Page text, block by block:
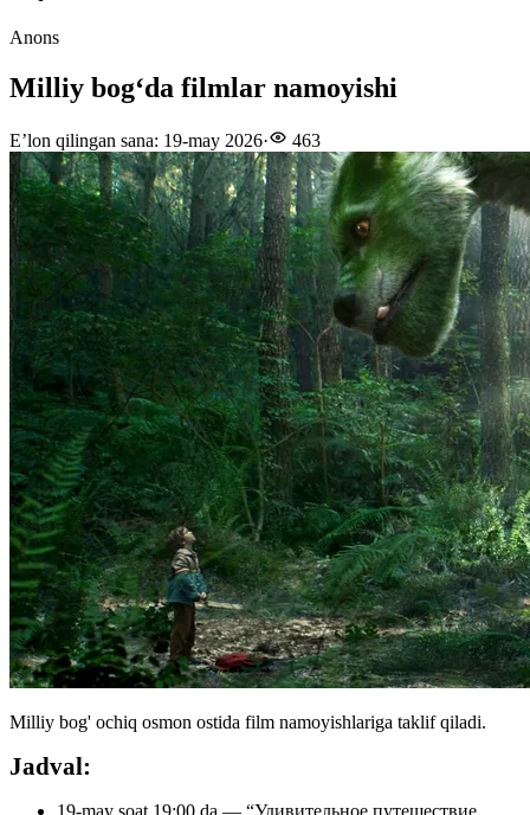
Anons
Milliy bogʻda filmlar namoyishi
E’lon qilingan sana: 19-may 2026· 463
Milliy bog' ochiq osmon ostida film namoyishlariga taklif qiladi.
Jadval: